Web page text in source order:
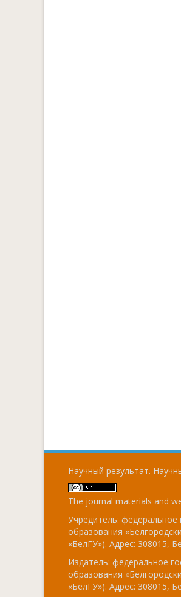
Научный результат.
The journal materials and
Учредитель:
образования
«БелГУ»). Адрес: 308015,
Издатель: федеральное
образования
«БелГУ»). Адрес: 308015,